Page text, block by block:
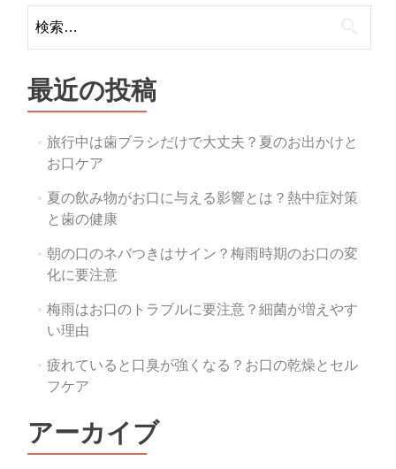
ゲ
ー
シ
ョ
ン
索:
最近の投稿
旅行中は歯ブラシだけで大丈夫？夏のお出かけと
お口ケア
夏の飲み物がお口に与える影響とは？熱中症対策
と歯の健康
朝の口のネバつきはサイン？梅雨時期のお口の変
化に要注意
梅雨はお口のトラブルに要注意？細菌が増えやす
い理由
疲れていると口臭が強くなる？お口の乾燥とセル
フケア
アーカイブ